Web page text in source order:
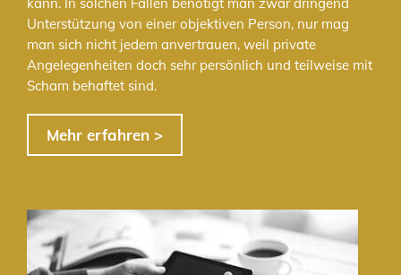
kann. In solchen Fällen benötigt man zwar dringend
Unterstützung von einer objektiven Person, nur mag
man sich nicht jedem anvertrauen, weil private
Angelegenheiten doch sehr persönlich und teilweise mit
Scham behaftet sind.
Mehr erfahren >